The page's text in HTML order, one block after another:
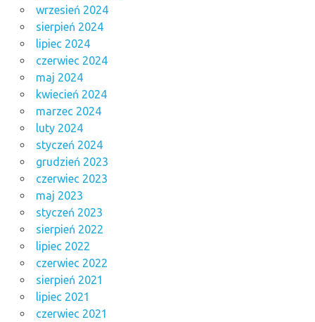
wrzesień 2024
sierpień 2024
lipiec 2024
czerwiec 2024
maj 2024
kwiecień 2024
marzec 2024
luty 2024
styczeń 2024
grudzień 2023
czerwiec 2023
maj 2023
styczeń 2023
sierpień 2022
lipiec 2022
czerwiec 2022
sierpień 2021
lipiec 2021
czerwiec 2021